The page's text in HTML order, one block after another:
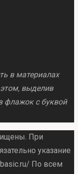
в материалах
выделив
флажок с буквой
При
указание
По всем